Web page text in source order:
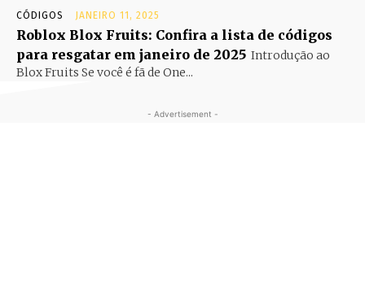
CÓDIGOS JANEIRO 11, 2025
Roblox Blox Fruits: Confira a lista de códigos
para resgatar em janeiro de 2025 Introdução ao
Blox Fruits Se você é fã de One...
- Advertisement -